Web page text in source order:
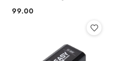
Cena:
99.00